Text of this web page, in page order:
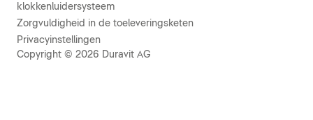
klokkenluidersysteem
Zorgvuldigheid in de toeleveringsketen
Privacyinstellingen
Copyright © 2026 Duravit AG